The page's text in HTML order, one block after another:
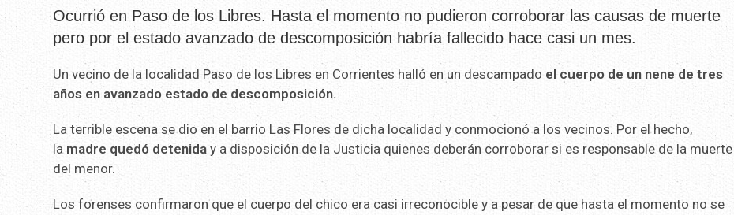
Ocurrió en Paso de los Libres. Hasta el momento no pudieron corroborar las causas de muerte
pero por el estado avanzado de descomposición habría fallecido hace casi un mes.
Un vecino de la localidad Paso de los Libres en Corrientes halló en un descampado el cuerpo de un nene de tres
años en avanzado estado de descomposición.
La terrible escena se dio en el barrio Las Flores de dicha localidad y conmocionó a los vecinos. Por el hecho,
lamadre quedó detenida y a disposición de la Justicia quienes deberán corroborar si es responsable de la muerte
del menor.
Los forenses confirmaron que el cuerpo del chico era casi irreconocible y a pesar de que hasta el momento no se